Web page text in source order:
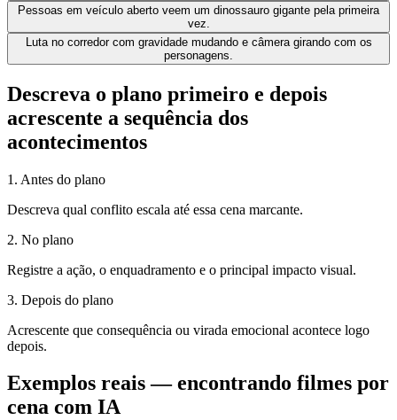
Pessoas em veículo aberto veem um dinossauro gigante pela primeira
vez.
Luta no corredor com gravidade mudando e câmera girando com os
personagens.
Descreva o plano primeiro e depois
acrescente a sequência dos
acontecimentos
1 . Antes do plano
Descreva qual conflito escala até essa cena marcante.
2. No plano
Registre a ação, o enquadramento e o principal impacto visual.
3. Depois do plano
Acrescente que consequência ou virada emocional acontece logo
depois.
Exemplos reais — encontrando filmes por
cena com IA